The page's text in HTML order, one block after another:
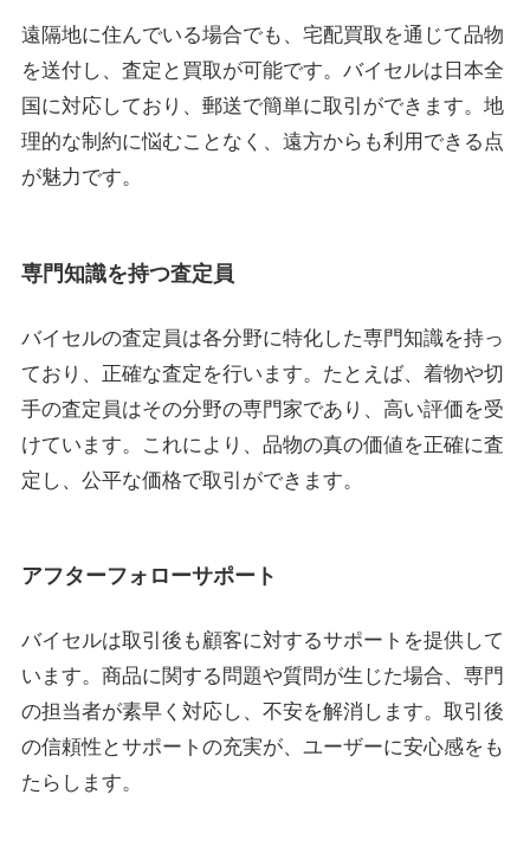
遠隔地に住んでいる場合でも、宅配買取を通じて品物
を送付し、査定と買取が可能です。バイセルは日本全
国に対応しており、郵送で簡単に取引ができます。地
理的な制約に悩むことなく、遠方からも利用できる点
が魅力です。
専門知識を持つ査定員
バイセルの査定員は各分野に特化した専門知識を持っ
ており、正確な査定を行います。たとえば、着物や切
手の査定員はその分野の専門家であり、高い評価を受
けています。これにより、品物の真の価値を正確に査
定し、公平な価格で取引ができます。
アフターフォローサポート
バイセルは取引後も顧客に対するサポートを提供して
います。商品に関する問題や質問が生じた場合、専門
の担当者が素早く対応し、不安を解消します。取引後
の信頼性とサポートの充実が、ユーザーに安心感をも
たらします。